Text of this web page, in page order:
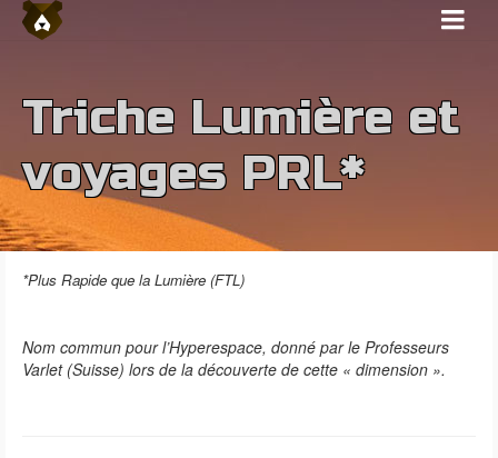
Triche Lumière et
voyages PRL*
*Plus Rapide que la Lumière (FTL)
Nom commun pour l’Hyperespace, donné par le Professeurs
Varlet (Suisse) lors de la découverte de cette « dimension ».